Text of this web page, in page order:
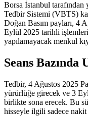
Borsa İstanbul tarafından
Tedbir Sistemi (VBTS)
Doğan Basım payları, 4
Eylül 2025 tarihli
yapılamayacak menkul
Seans Bazında
Tedbir, 4 Ağustos 2025
yürürlüğe girecek ve 3
birlikte sona erecek. Bu
hisseyle ilgili sadece nakit